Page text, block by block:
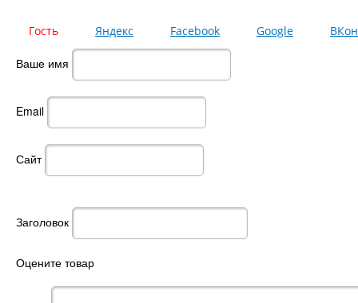
Гость Яндекс Facebook Google
Ваше имя
Email
Сайт
Заголовок
Оцените товар